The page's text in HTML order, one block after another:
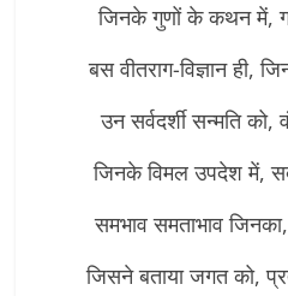
जिनके गुणों के कथन में,
बस वीतराग-विज्ञान ही,
उन सर्वदर्शी सन्मति
जिनके विमल उपदेश में,
समभाव समताभाव
जिसने बताया जगत को,